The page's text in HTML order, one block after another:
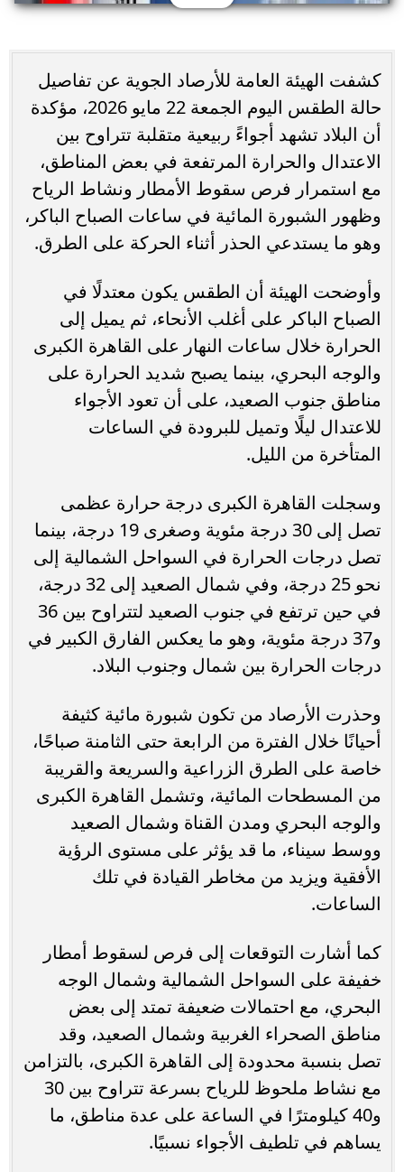
كشفت الهيئة العامة للأرصاد الجوية عن تفاصيل
حالة الطقس اليوم الجمعة 22 مايو 2026، مؤكدة
أن البلاد تشهد أجواءً ربيعية متقلبة تتراوح بين
الاعتدال والحرارة المرتفعة في بعض المناطق،
مع استمرار فرص سقوط الأمطار ونشاط الرياح
وظهور الشبورة المائية في ساعات الصباح الباكر،
وهو ما يستدعي الحذر أثناء الحركة على الطرق.
وأوضحت الهيئة أن الطقس يكون معتدلًا في
الصباح الباكر على أغلب الأنحاء، ثم يميل إلى
الحرارة خلال ساعات النهار على القاهرة الكبرى
والوجه البحري، بينما يصبح شديد الحرارة على
مناطق جنوب الصعيد، على أن تعود الأجواء
للاعتدال ليلًا وتميل للبرودة في الساعات
المتأخرة من الليل.
وسجلت القاهرة الكبرى درجة حرارة عظمى
تصل إلى 30 درجة مئوية وصغرى 19 درجة، بينما
تصل درجات الحرارة في السواحل الشمالية إلى
نحو 25 درجة، وفي شمال الصعيد إلى 32 درجة،
في حين ترتفع في جنوب الصعيد لتتراوح بين 36
و37 درجة مئوية، وهو ما يعكس الفارق الكبير في
درجات الحرارة بين شمال وجنوب البلاد.
وحذرت الأرصاد من تكون شبورة مائية كثيفة
أحيانًا خلال الفترة من الرابعة حتى الثامنة صباحًا،
خاصة على الطرق الزراعية والسريعة والقريبة
من المسطحات المائية، وتشمل القاهرة الكبرى
والوجه البحري ومدن القناة وشمال الصعيد
ووسط سيناء، ما قد يؤثر على مستوى الرؤية
الأفقية ويزيد من مخاطر القيادة في تلك
الساعات.
كما أشارت التوقعات إلى فرص لسقوط أمطار
خفيفة على السواحل الشمالية وشمال الوجه
البحري، مع احتمالات ضعيفة تمتد إلى بعض
مناطق الصحراء الغربية وشمال الصعيد، وقد
تصل بنسبة محدودة إلى القاهرة الكبرى، بالتزامن
مع نشاط ملحوظ للرياح بسرعة تتراوح بين 30
و40 كيلومترًا في الساعة على عدة مناطق، ما
يساهم في تلطيف الأجواء نسبيًا.